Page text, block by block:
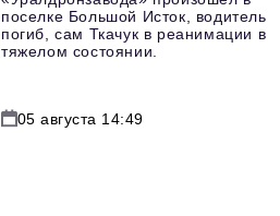
поселке Большой Исток, водитель
погиб, сам Ткачук в реанимации в
тяжелом состоянии.
05 августа 14:49